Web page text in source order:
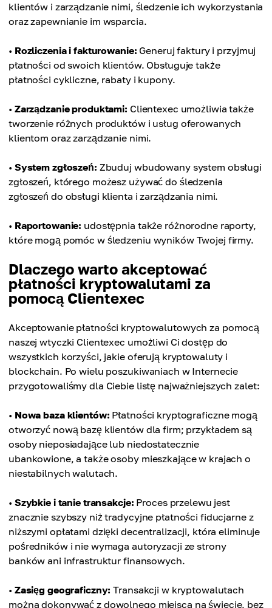
klientów i zarządzanie nimi, śledzenie ich wykorzystania
oraz zapewnianie im wsparcia.
• Rozliczenia i fakturowanie: Generuj faktury i przyjmuj
płatności od swoich klientów. Obsługuje także
płatności cykliczne, rabaty i kupony.
• Zarządzanie produktami: Clientexec umożliwia także
tworzenie różnych produktów i usług oferowanych
klientom oraz zarządzanie nimi.
• System zgłoszeń: Zbuduj wbudowany system obsługi
zgłoszeń, którego możesz używać do śledzenia
zgłoszeń do obsługi klienta i zarządzania nimi.
• Raportowanie: udostępnia także różnorodne raporty,
które mogą pomóc w śledzeniu wyników Twojej firmy.
Dlaczego warto akceptować
płatności kryptowalutami za
pomocą Clientexec
Akceptowanie płatności kryptowalutowych za pomocą
naszej wtyczki Clientexec umożliwi Ci dostęp do
wszystkich korzyści, jakie oferują kryptowaluty i
blockchain. Po wielu poszukiwaniach w Internecie
przygotowaliśmy dla Ciebie listę najważniejszych zalet:
• Nowa baza klientów: Płatności kryptograficzne mogą
otworzyć nową bazę klientów dla firm; przykładem są
osoby nieposiadające lub niedostatecznie
ubankowione, a także osoby mieszkające w krajach o
niestabilnych walutach.
• Szybkie i tanie transakcje: Proces przelewu jest
znacznie szybszy niż tradycyjne płatności fiducjarne z
niższymi opłatami dzięki decentralizacji, która eliminuje
pośredników i nie wymaga autoryzacji ze strony
banków ani infrastruktur finansowych.
• Zasięg geograficzny: Transakcji w kryptowalutach
można dokonywać z dowolnego miejsca na świecie, bez